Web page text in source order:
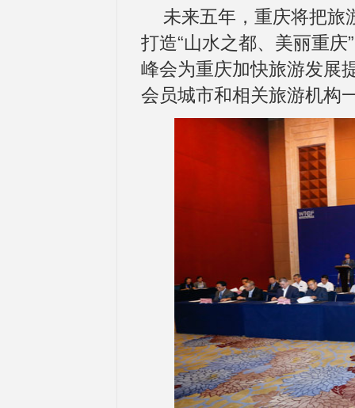
未来五年，重庆将把旅
打造“山水之都、美丽重
峰会为重庆加快旅游发展
会员城市和相关旅游机构